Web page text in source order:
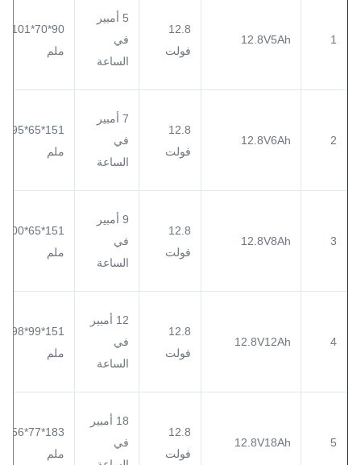
1
12.8V5Ah
12.8
فولت
5 أمبير
في
الساعة
90*70*101
ملم
2
12.8V6Ah
12.8
فولت
7 أمبير
في
الساعة
151*65*95
ملم
3
12.8V8Ah
12.8
فولت
9 أمبير
في
الساعة
151*65*100
ملم
4
12.8V12Ah
12.8
فولت
12 أمبير
في
الساعة
151*99*98
ملم
5
12.8V18Ah
12.8
فولت
18 أمبير
في
183*77*156
ملم